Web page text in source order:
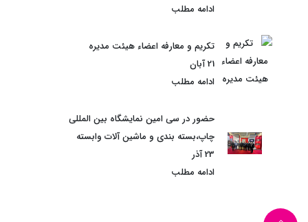
ادامه مطلب
تکریم و معارفه اعضاء هیئت مدیره
21 آبان
ادامه مطلب
حضور در سی امین نمایشگاه بین المللی
چاپ،بسته بندی و ماشین آلات وابسته
23 آذر
ادامه مطلب